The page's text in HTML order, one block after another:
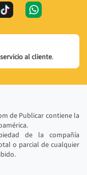
servicio al cliente.
de Publicar contiene la
de la compañía
o parcial de cualquier